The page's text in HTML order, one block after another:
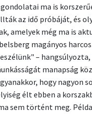
ma is
az idő próbáját, és
amelyek még ma is
magányos
–
manapság
hogy nagyon
élt ebben a
sem történt meg.